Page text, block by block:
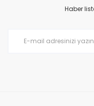
Ürün açıklamasında
Haber